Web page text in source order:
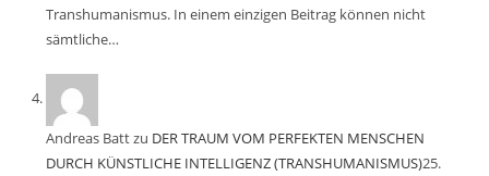
Transhumanismus. In einem einzigen Beitrag können nicht
sämtliche…
Andreas Battzu DER TRAUM VOM PERFEKTEN MENSCHEN
DURCH KÜNSTLICHE INTELLIGENZ (TRANSHUMANISMUS)25.